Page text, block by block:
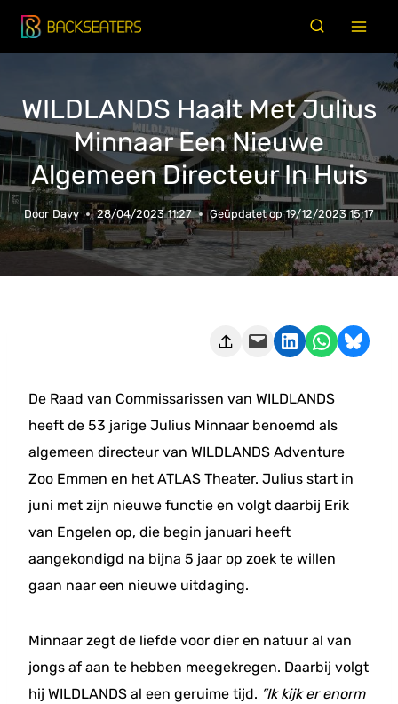
Doorgaan
naar
WILDLANDS Haalt Met Julius
Minnaar Een Nieuwe
Algemeen Directeur In Huis
Door Davy 28/04/2023 11:27 Geüpdatet op 19/12/2023 15:17
Deze pagina e-mailen Delen op LinkedIn Delen via WhatsApp Share on Bluesky
De Raad van Commissarissen van WILDLANDS
heeft de 53 jarige Julius Minnaar benoemd als
algemeen directeur van WILDLANDS Adventure
Zoo Emmen en het ATLAS Theater. Julius start in
juni met zijn nieuwe functie en volgt daarbij Erik
van Engelen op, die begin januari heeft
aangekondigd na bijna 5 jaar op zoek te willen
gaan naar een nieuwe uitdaging.
Minnaar zegt de liefde voor dier en natuur al van
jongs af aan te hebben meegekregen. Daarbij volgt
hij WILDLANDS al een geruime tijd. ”Ik kijk er enorm